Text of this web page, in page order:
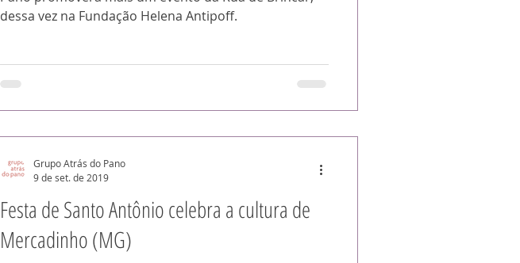
dessa vez na Fundação Helena Antipoff.
Festa de Santo Antônio celebra a cultura de
Mercadinho (MG)
Grupo Atrás do Pano
9 de set. de 2019